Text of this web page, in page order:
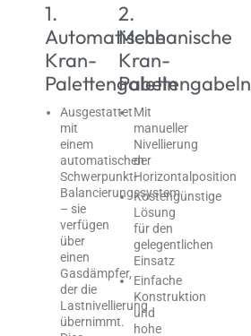
1.
Automatische
Kran-
Palettengabeln
Ausgestattet
mit
einem
automatischen
Schwerpunkt-
Balancierungssystem
– sie
verfügen
über
einen
Gasdämpfer,
der die
Lastnivellierung
übernimmt.
2.
Mechanische
Kran-
Palettengabeln
Mit
manueller
Nivellierung
der
Horizontalposition
Kostengünstige
Lösung
für den
gelegentlichen
Einsatz
Einfache
Konstruktion
und
hohe